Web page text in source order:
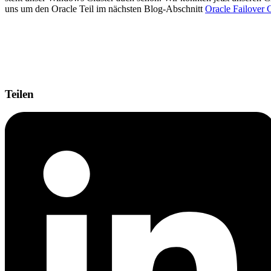
uns um den Oracle Teil im nächsten Blog-Abschnitt Oracle Failover
Teilen